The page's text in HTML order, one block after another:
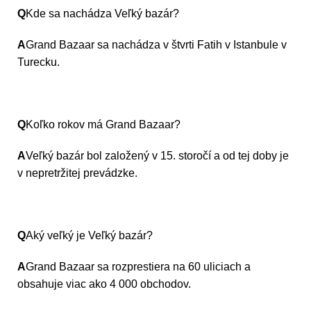
QKde sa nachádza Veľký bazár?
AGrand Bazaar sa nachádza v štvrti Fatih v Istanbule v
Turecku.
QKoľko rokov má Grand Bazaar?
AVeľký bazár bol založený v 15. storočí a od tej doby je
v nepretržitej prevádzke.
QAký veľký je Veľký bazár?
AGrand Bazaar sa rozprestiera na 60 uliciach a
obsahuje viac ako 4 000 obchodov.